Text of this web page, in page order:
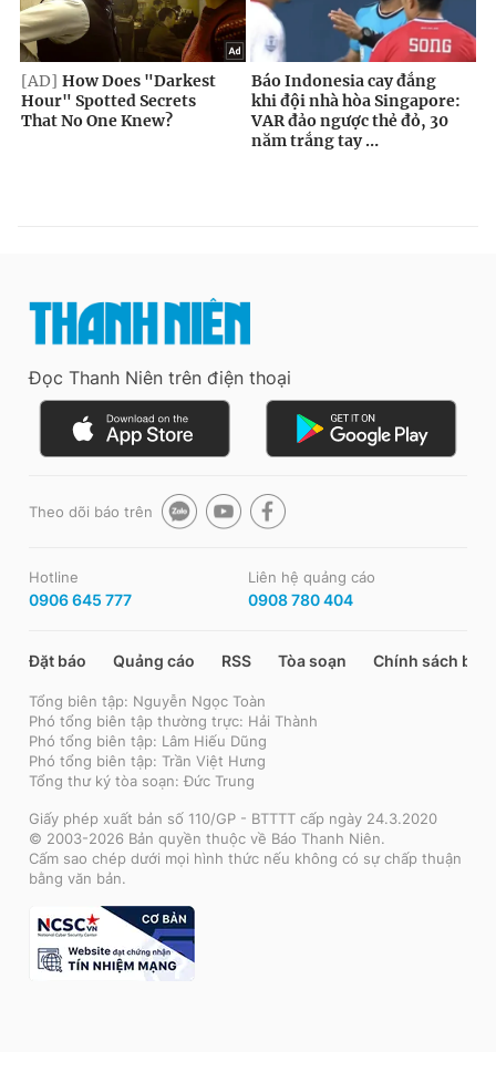
Đọc Thanh Niên trên điện thoại
Theo dõi báo trên
Hotline
0906 645 777
Liên hệ quảng cáo
0908 780 404
Đặt báo Quảng cáo RSS Tòa soạn Chính sách bảo
Tổng biên tập: Nguyễn Ngọc Toàn
Phó tổng biên tập thường trực: Hải Thành
Phó tổng biên tập: Lâm Hiếu Dũng
Phó tổng biên tập: Trần Việt Hưng
Tổng thư ký tòa soạn: Đức Trung
Giấy phép xuất bản số 110/GP - BTTTT cấp ngày 24.3.2020
© 2003-2026 Bản quyền thuộc về Báo Thanh Niên.
Cấm sao chép dưới mọi hình thức nếu không có sự chấp thuận
bằng văn bản.